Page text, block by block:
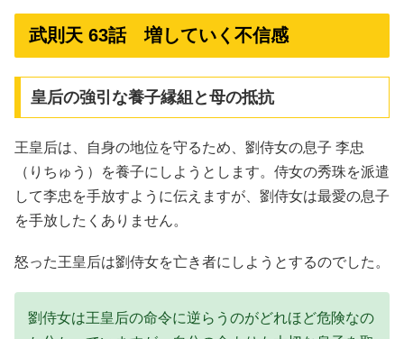
武則天 63話 増していく不信感
皇后の強引な養子縁組と母の抵抗
王皇后は、自身の地位を守るため、劉侍女の息子 李忠
（りちゅう）を養子にしようとします。侍女の秀珠を派遣
して李忠を手放すように伝えますが、劉侍女は最愛の息子
を手放したくありません。
怒った王皇后は劉侍女を亡き者にしようとするのでした。
劉侍女は王皇后の命令に逆らうのがどれほど危険なの